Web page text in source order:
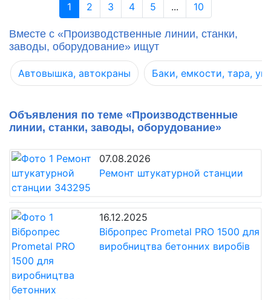
1 2 3 4 5 ... 10
Вместе с «Производственные линии, станки,
заводы, оборудование» ищут
Автовышка, автокраны Баки, емкости, тара,
Объявления по теме «Производственные
линии, станки, заводы, оборудование»
07.08.2026
Ремонт штукатурной станции
16.12.2025
Вібропрес Prometal PRO 1500 для
виробництва бетонних виробів